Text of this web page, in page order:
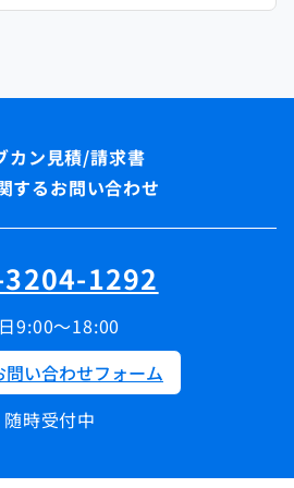
するお問い合わせ
1292
9:00～18:00
問い合わせフォーム
随時受付中